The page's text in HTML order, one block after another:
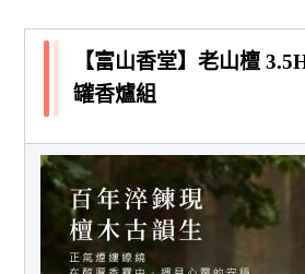
【富山香堂】老山檀
罐香爐組